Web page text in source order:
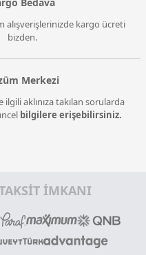
alışverişlerinizde kargo ücreti
bizden.
Merkezi
ilgili aklınıza takılan sorularda
bilgilere erişebilirsiniz.
İMKANI